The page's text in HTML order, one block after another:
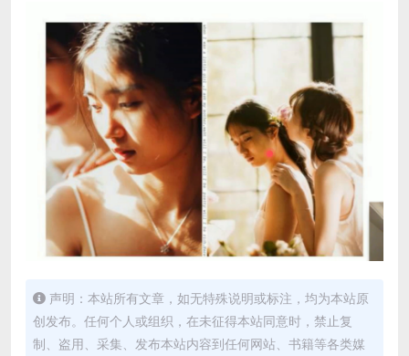
声明：本站所有文章，如无特殊说明或标注，均为本站原
创发布。任何个人或组织，在未征得本站同意时，禁止复
制、盗用、采集、发布本站内容到任何网站、书籍等各类媒